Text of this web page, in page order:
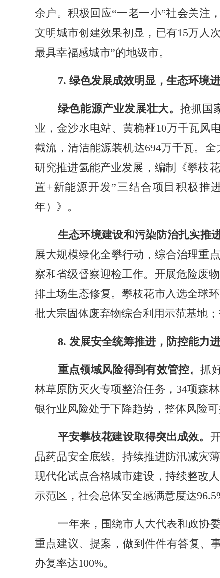
余户。积极回应“一老一小”社会关注
文明城市创建效果初显，已有15万人
最具幸福感城市”的地级市。
7. 绿色发展成效明显，生态环境
绿色能源产业发展壮大。 抢抓国
业，金沙水电站、黄桷桠10万千瓦风
截流，清洁能源装机达694万千瓦。全
研究推进氢能产业发展，编制《攀枝
置+新能源开发”三结合项目积极推
年）》。
生态环境建设和污染防治扎实推
展大规模绿化全攀行动，综合治理重
察和省级督察迎检工作。开展危险废
排土场生态修复。攀枝花市入选全球
批大宗固体废弃物综合利用示范基地
8. 发展安全统筹推进，防控能力
重点领域风险得到有效管控。抓
林草原防灭火专项整治任务， 34项森
银行业风险处于下降趋势，整体风险
平安攀枝花建设取得突出成效。
品药品安全底线。持续推进防汛减灾
现代化试点合格城市建设，持续整改
示范区，社会总体安全感满意度达
一年来，围绕市人大代表和政协
重点建议、提案，做到件件有答复、
办复率达100%。